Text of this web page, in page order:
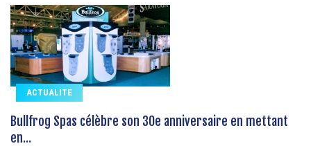
ACTUALITE
Bullfrog Spas célèbre son 30e anniversaire en mettant
en...